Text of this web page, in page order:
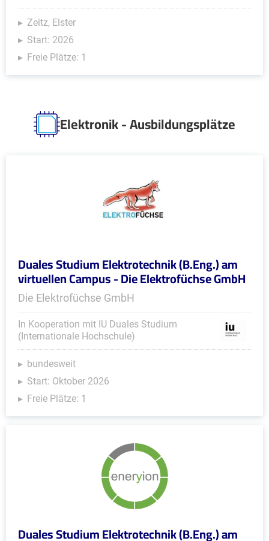
Zeitz, Elster
Start: 2026
Freie Plätze: 1
Elektronik - Ausbildungsplätze
Duales Studium Elektrotechnik (B.Eng.) am
virtuellen Campus - Die Elektrofüchse GmbH
Die Elektrofüchse GmbH
In Kooperation mit IU Duales Studium
(Internationale Hochschule)
bundesweit
Start: Oktober 2026
Freie Plätze: 1
Duales Studium Elektrotechnik (B.Eng.) am